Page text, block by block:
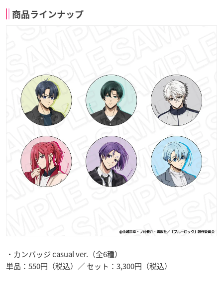
商品ラインナップ
・カンバッジ casual ver.（全6種）
単品：550円（税込）／ セット：3,300円（税込）